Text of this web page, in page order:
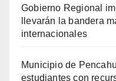
Gobierno Regional
llevarán la bandera
internacionales
Municipio de
estudiantes con